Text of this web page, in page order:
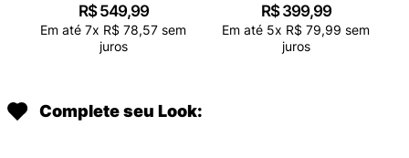
R$ 549,99
Em até 7x R$ 78,57 sem
juros
R$ 399,99
Em até 5x R$ 79,99 sem
juros
Complete seu Look: